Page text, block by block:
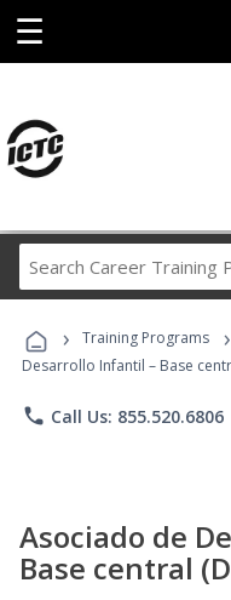
☰
› Training Programs ›
Desarrollo Infantil – Base
phone Call Us: 855.520.6806
Asociado de
Base central